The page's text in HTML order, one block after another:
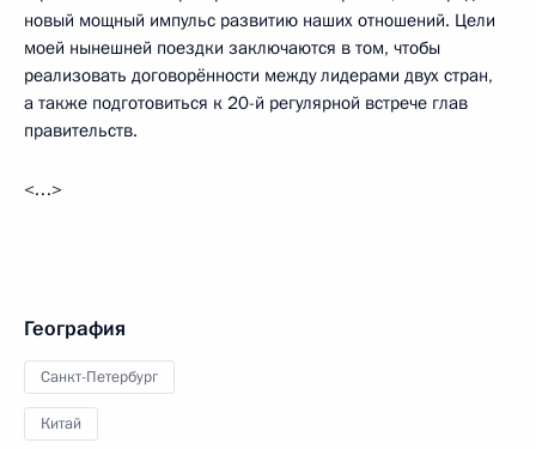
новый мощный импульс развитию наших отношений. Цели
моей нынешней поездки заключаются в том, чтобы
реализовать договорённости между лидерами двух стран,
а также подготовиться к 20-й регулярной встрече глав
правительств.
<…>
География
Санкт-Петербург
Китай